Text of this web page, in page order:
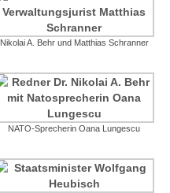
Nikolai A. Behr und Matthias Schranner
NATO-Sprecherin Oana Lungescu